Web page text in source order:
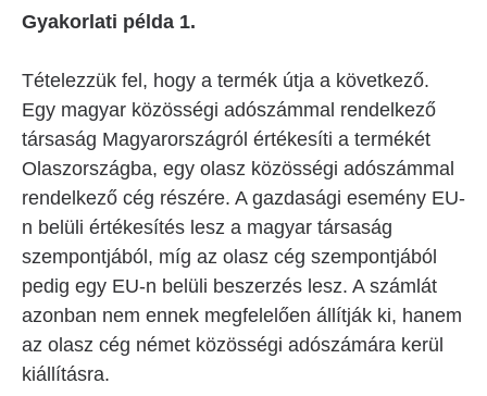
Gyakorlati példa 1.
Tételezzük fel, hogy a termék útja a következő.
Egy magyar közösségi adószámmal rendelkező
társaság Magyarországról értékesíti a termékét
Olaszországba, egy olasz közösségi adószámmal
rendelkező cég részére. A gazdasági esemény EU-
n belüli értékesítés lesz a magyar társaság
szempontjából, míg az olasz cég szempontjából
pedig egy EU-n belüli beszerzés lesz. A számlát
azonban nem ennek megfelelően állítják ki, hanem
az olasz cég német közösségi adószámára kerül
kiállításra.